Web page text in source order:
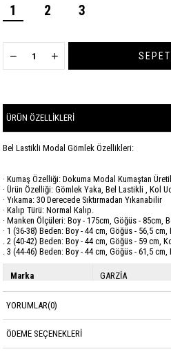
1 2 3
ÜRÜN ÖZELLIKLERI
Bel Lastikli Modal Gömlek Özellikleri:
· Kumaş Özelliği: Dokuma Modal Kumaştan
· Ürün Özelliği: Gömlek Yaka, Bel Lastikli , Kol
· Yıkama: 30 Derecede Sıktırmadan Yıkanabilir
· Kalıp Türü: Normal Kalıp.
· Manken Ölçüleri: Boy - 175cm, Göğüs - 85cm,
· 1 (36-38) Beden: Boy - 44 cm, Göğüs - 56,5
. 2 (40-42) Beden: Boy - 44 cm, Göğüs - 59 cm,
. 3 (44-46) Beden: Boy - 44 cm, Göğüs - 61,5
Marka GARZİA
Kumaş Cinsi Modal
YORUMLAR(0)
ÖDEME SEÇENEKLERI